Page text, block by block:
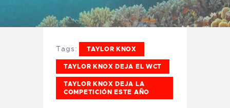
Tags: TAYLOR KNOX
TAYLOR KNOX DEJA EL WCT
TAYLOR KNOX DEJA LA
COMPETICIÓN ESTE AÑO